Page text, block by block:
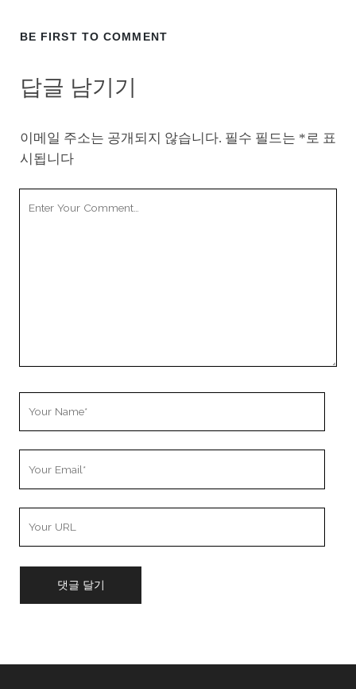
BE FIRST TO COMMENT
답글 남기기
이메일 주소는 공개되지 않습니다. 필수 필드는 * 로 표
시됩니다